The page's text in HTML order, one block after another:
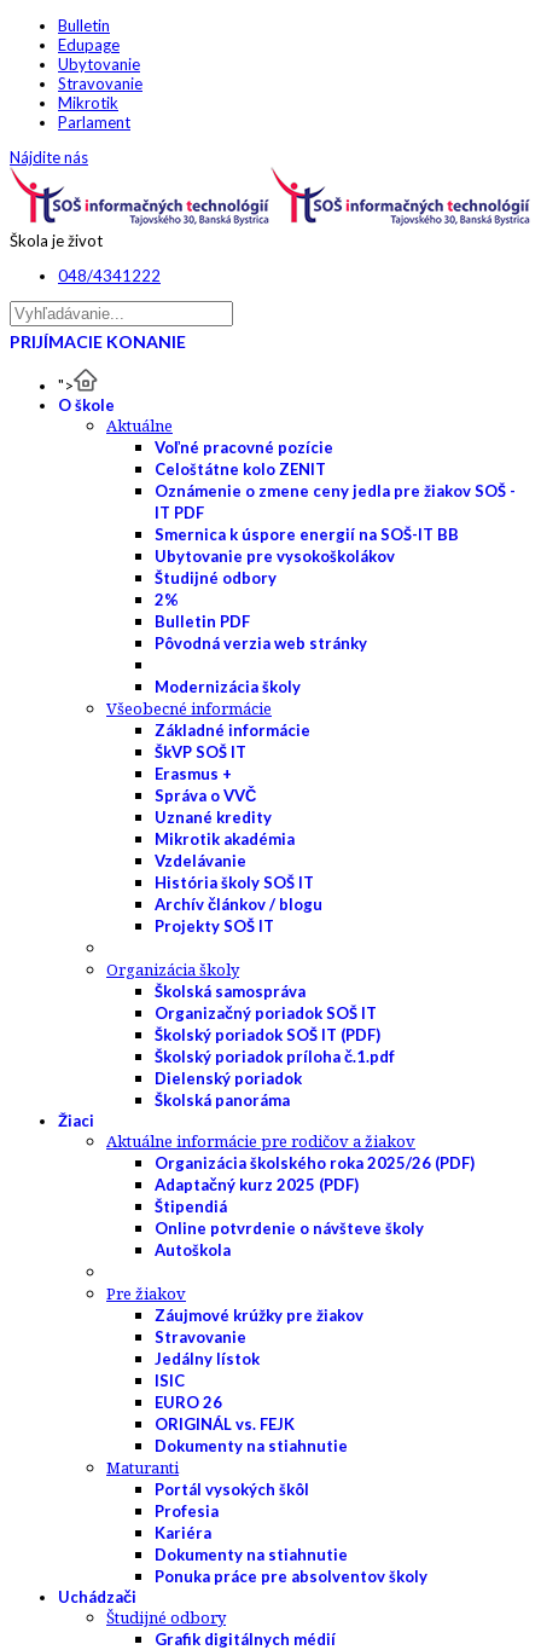
Bulletin
Edupage
Ubytovanie
Stravovanie
Mikrotik
Parlament
Nájdite nás
Škola je život
048/4341222
PRIJÍMACIE KONANIE
">
O škole
Aktuálne
Voľné pracovné pozície
Celoštátne kolo ZENIT
Oznámenie o zmene ceny jedla pre žiakov SOŠ -
IT PDF
Smernica k úspore energií na SOŠ-IT BB
Ubytovanie pre vysokoškolákov
Študijné odbory
2%
Bulletin PDF
Pôvodná verzia web stránky
Modernizácia školy
Všeobecné informácie
Základné informácie
ŠkVP SOŠ IT
Erasmus +
Správa o VVČ
Uznané kredity
Mikrotik akadémia
Vzdelávanie
História školy SOŠ IT
Archív článkov / blogu
Projekty SOŠ IT
Organizácia školy
Školská samospráva
Organizačný poriadok SOŠ IT
Školský poriadok SOŠ IT (PDF)
Školský poriadok príloha č.1.pdf
Dielenský poriadok
Školská panoráma
Žiaci
Aktuálne informácie pre rodičov a žiakov
Organizácia školského roka 2025/26 (PDF)
Adaptačný kurz 2025 (PDF)
Štipendiá
Online potvrdenie o návšteve školy
Autoškola
Pre žiakov
Záujmové krúžky pre žiakov
Stravovanie
Jedálny lístok
ISIC
EURO 26
ORIGINÁL vs. FEJK
Dokumenty na stiahnutie
Maturanti
Portál vysokých škôl
Profesia
Kariéra
Dokumenty na stiahnutie
Ponuka práce pre absolventov školy
Uchádzači
Študijné odbory
Grafik digitálnych médií